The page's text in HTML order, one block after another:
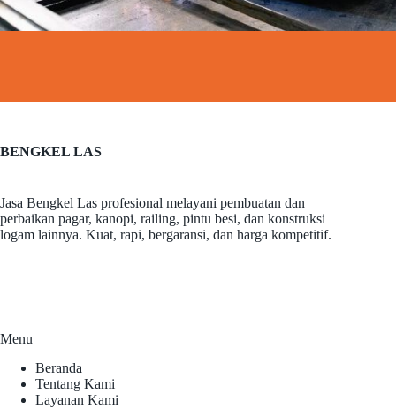
BENGKEL LAS
Jasa Bengkel Las profesional melayani pembuatan dan
perbaikan pagar, kanopi, railing, pintu besi, dan konstruksi
logam lainnya. Kuat, rapi, bergaransi, dan harga kompetitif.
Menu
Beranda
Tentang Kami
Layanan Kami